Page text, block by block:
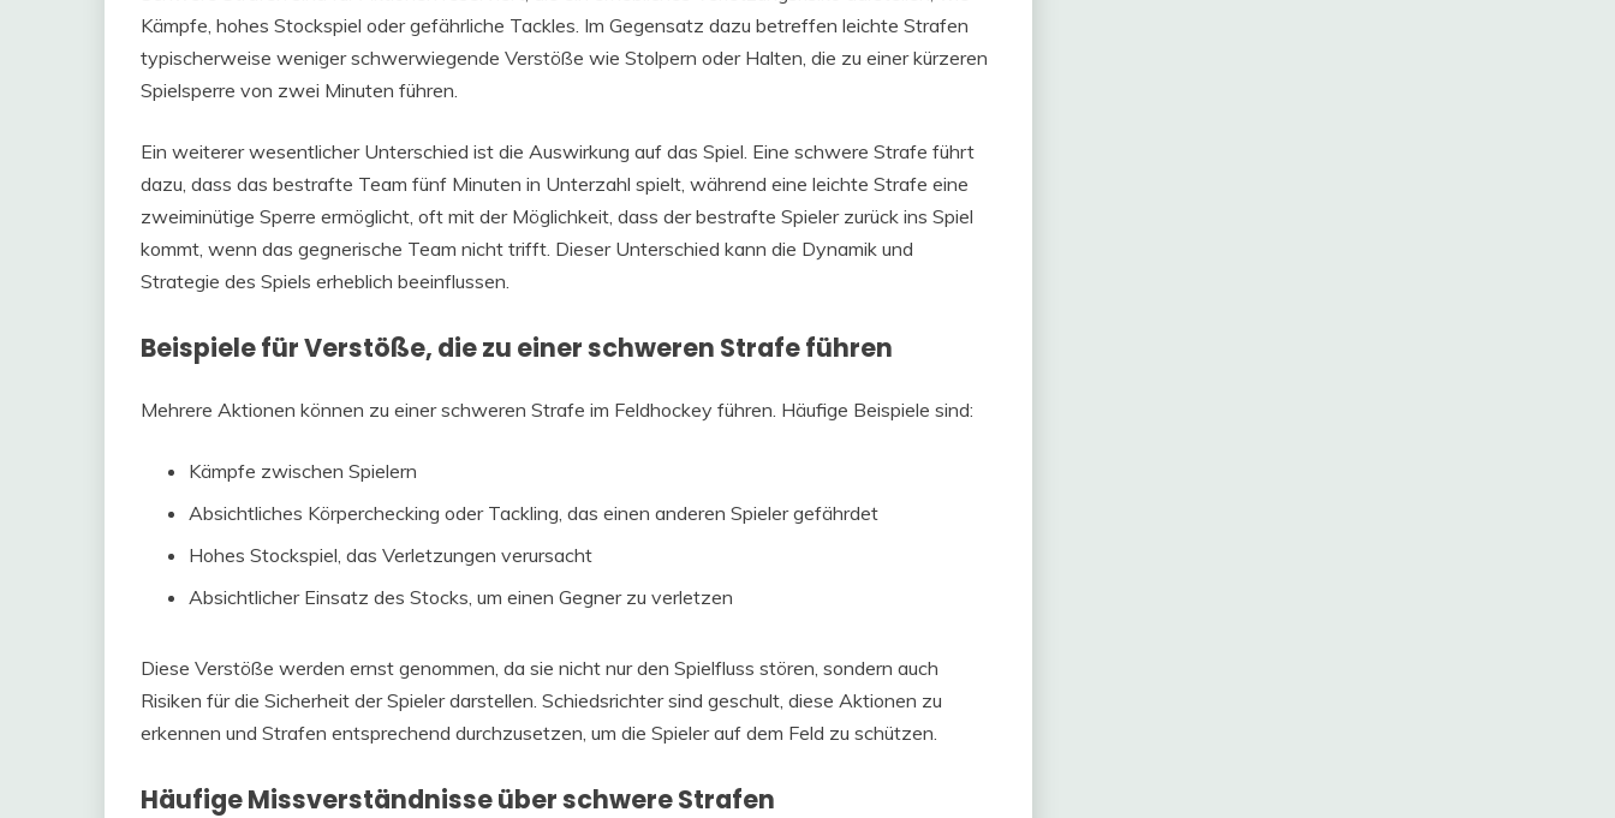
Kämpfe, hohes Stockspiel oder gefährliche Tackles. Im Gegensatz dazu betreffen leichte Strafen
typischerweise weniger schwerwiegende Verstöße wie Stolpern oder Halten, die zu einer kürzeren
Spielsperre von zwei Minuten führen.
Ein weiterer wesentlicher Unterschied ist die Auswirkung auf das Spiel. Eine schwere Strafe führt
dazu, dass das bestrafte Team fünf Minuten in Unterzahl spielt, während eine leichte Strafe eine
zweiminütige Sperre ermöglicht, oft mit der Möglichkeit, dass der bestrafte Spieler zurück ins Spiel
kommt, wenn das gegnerische Team nicht trifft. Dieser Unterschied kann die Dynamik und
Strategie des Spiels erheblich beeinflussen.
Beispiele für Verstöße, die zu einer schweren Strafe führen
Mehrere Aktionen können zu einer schweren Strafe im Feldhockey führen. Häufige Beispiele sind:
Kämpfe zwischen Spielern
Absichtliches Körperchecking oder Tackling, das einen anderen Spieler gefährdet
Hohes Stockspiel, das Verletzungen verursacht
Absichtlicher Einsatz des Stocks, um einen Gegner zu verletzen
Diese Verstöße werden ernst genommen, da sie nicht nur den Spielfluss stören, sondern auch
Risiken für die Sicherheit der Spieler darstellen. Schiedsrichter sind geschult, diese Aktionen zu
erkennen und Strafen entsprechend durchzusetzen, um die Spieler auf dem Feld zu schützen.
Häufige Missverständnisse über schwere Strafen